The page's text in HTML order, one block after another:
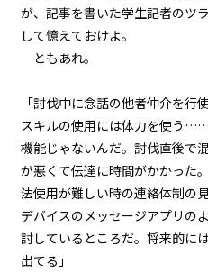
一章
不信
一章
不信
一章
不信
が、記事を書いた学生記者のツ
して憶えておけよ。
ともあれ。
「討伐中に念話の他者仲介を行
スキルの使用には体力を使う
機能じゃないんだ。討伐直後で
が悪くて伝達に時間がかかった
法使用が難しい時の連絡体制の
デバイスのメッセージアプリの
討しているところだ。将来的に
出てる」